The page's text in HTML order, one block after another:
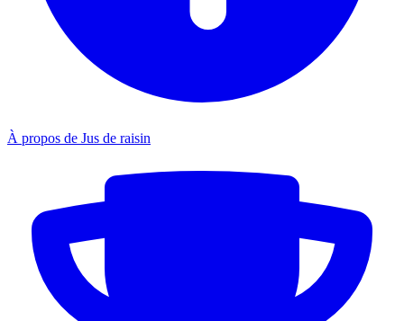
À propos de Jus de raisin